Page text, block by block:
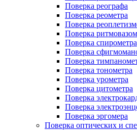
Поверка реографа
Поверка реометра
Поверка
Поверка
Поверка спирометра
Поверка
Поверка
Поверка тонометра
Поверка урометра
Поверка цитометра
Поверка
Поверка
Поверка эргомера
Поверка оптических и